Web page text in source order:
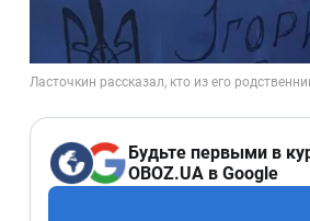
Будьте первыми в
OBOZ.UA в Google